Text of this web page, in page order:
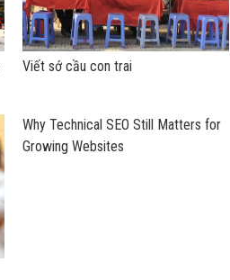
Viết sớ cầu con trai
Why Technical SEO Still Matters for
Growing Websites